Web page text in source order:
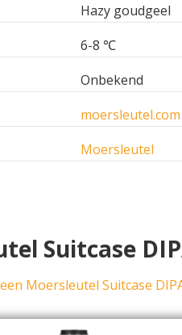
Hazy goudgeel
6-8 ℃
Onbekend
moersleutel.com
Moersleutel
Suitcase
Moersleutel Suitcase